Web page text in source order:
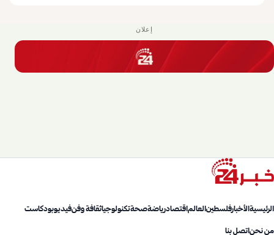
إعلان
الرئيسيةالأخبارفلسطينالعالماقتصادرياضةصحةتكنولوجياثقافة وفنفيديوبودكاست
من نحناتصل بنا